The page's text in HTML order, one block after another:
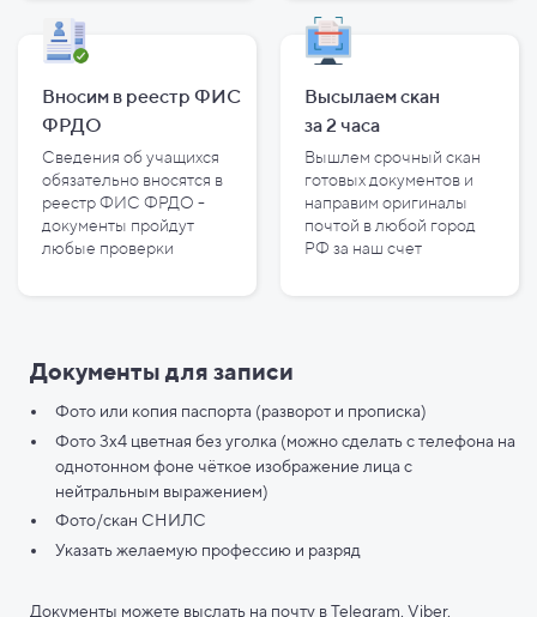
Вносим в реестр ФИС
ФРДО
Сведения об учащихся
обязательно вносятся в
реестр ФИС ФРДО -
документы пройдут
любые проверки
Высылаем скан
за2 часа
Вышлем срочный скан
готовых документов и
направим оригиналы
почтой в любой город
РФ за наш счет
Документы для записи
Фото или копия паспорта (разворот и прописка)
Фото 3х4 цветная без уголка (можно сделать с телефона на
однотонном фоне чёткое изображение лица с
нейтральным выражением)
Фото/скан СНИЛС
Указать желаемую профессию и разряд
Документы можете выслать на почту в Telegram, Viber,